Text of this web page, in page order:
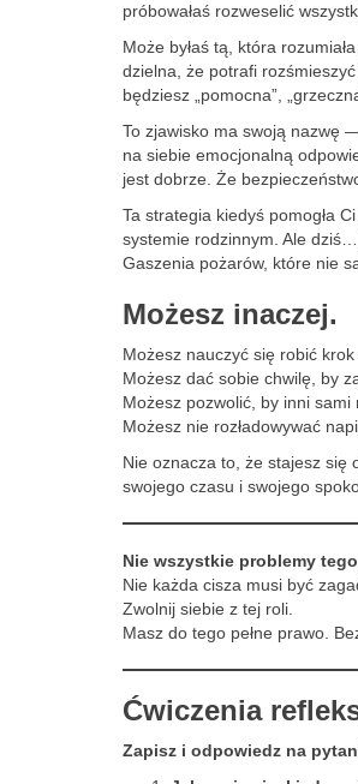
próbowałaś rozweselić
Może byłaś tą, która
dzielna, że potrafi
będziesz „pomocna”,
To zjawisko ma swoją nazwę
na siebie emocjonalną
jest dobrze. Że
Ta strategia kiedyś pomogła
systemie rodzinnym. Ale dziś…
Gaszenia pożarów, które nie
Możesz inaczej.
Możesz nauczyć się robić krok
Możesz dać sobie chwilę, by
Możesz pozwolić, by inni sami
Możesz nie rozładowywać
Nie oznacza to, że stajesz się
swojego czasu i swojego
Nie wszystkie problemy
Nie każda cisza musi być
Zwolnij siebie z tej roli.
Masz do tego pełne prawo.
Ćwiczenia
Zapisz i odpowiedz na